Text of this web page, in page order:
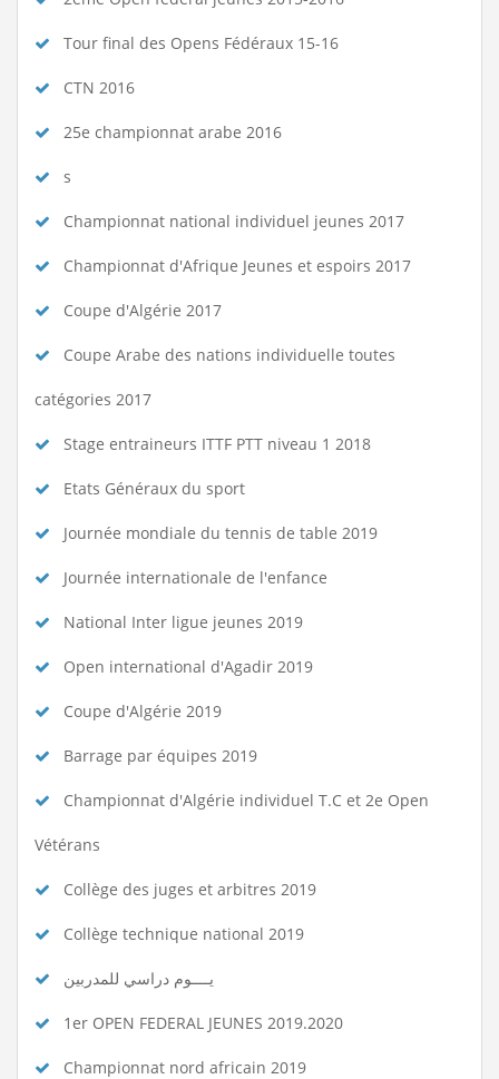
Tour final des Opens Fédéraux 15-16
CTN 2016
25e championnat arabe 2016
s
Championnat national individuel jeunes 2017
Championnat d'Afrique Jeunes et espoirs 2017
Coupe d'Algérie 2017
Coupe Arabe des nations individuelle toutes
catégories 2017
Stage entraineurs ITTF PTT niveau 1 2018
Etats Généraux du sport
Journée mondiale du tennis de table 2019
Journée internationale de l'enfance
National Inter ligue jeunes 2019
Open international d'Agadir 2019
Coupe d'Algérie 2019
Barrage par équipes 2019
Championnat d'Algérie individuel T.C et 2e Open
Vétérans
Collège des juges et arbitres 2019
Collège technique national 2019
يــــوم دراسي للمدربين
1er OPEN FEDERAL JEUNES 2019.2020
Championnat nord africain 2019